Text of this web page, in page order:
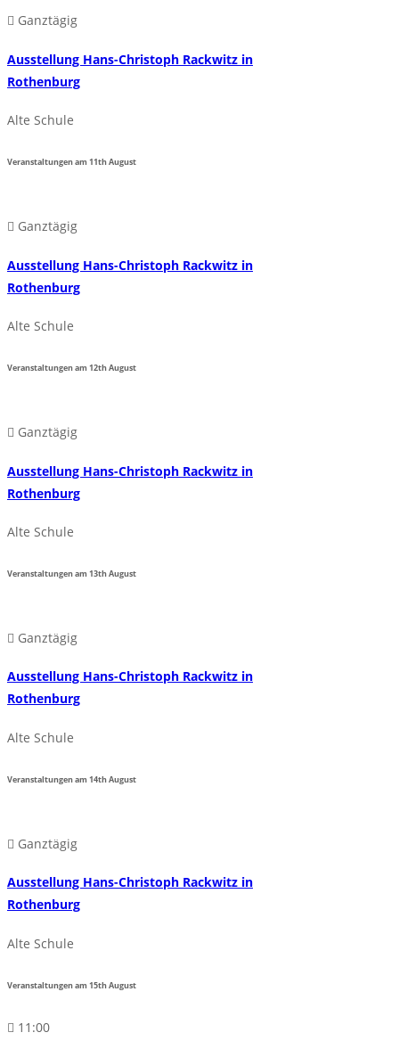
Ganztägig
Ausstellung Hans-Christoph Rackwitz in
Rothenburg
Alte Schule
Veranstaltungen am11thAugust
Ganztägig
Ausstellung Hans-Christoph Rackwitz in
Rothenburg
Alte Schule
Veranstaltungen am12thAugust
Ganztägig
Ausstellung Hans-Christoph Rackwitz in
Rothenburg
Alte Schule
Veranstaltungen am13thAugust
Ganztägig
Ausstellung Hans-Christoph Rackwitz in
Rothenburg
Alte Schule
Veranstaltungen am14thAugust
Ganztägig
Ausstellung Hans-Christoph Rackwitz in
Rothenburg
Alte Schule
Veranstaltungen am15thAugust
11:00